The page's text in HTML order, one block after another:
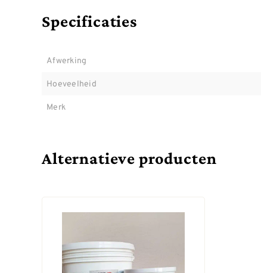
Specificaties
Afwerking
Hoeveelheid
Merk
Alternatieve producten